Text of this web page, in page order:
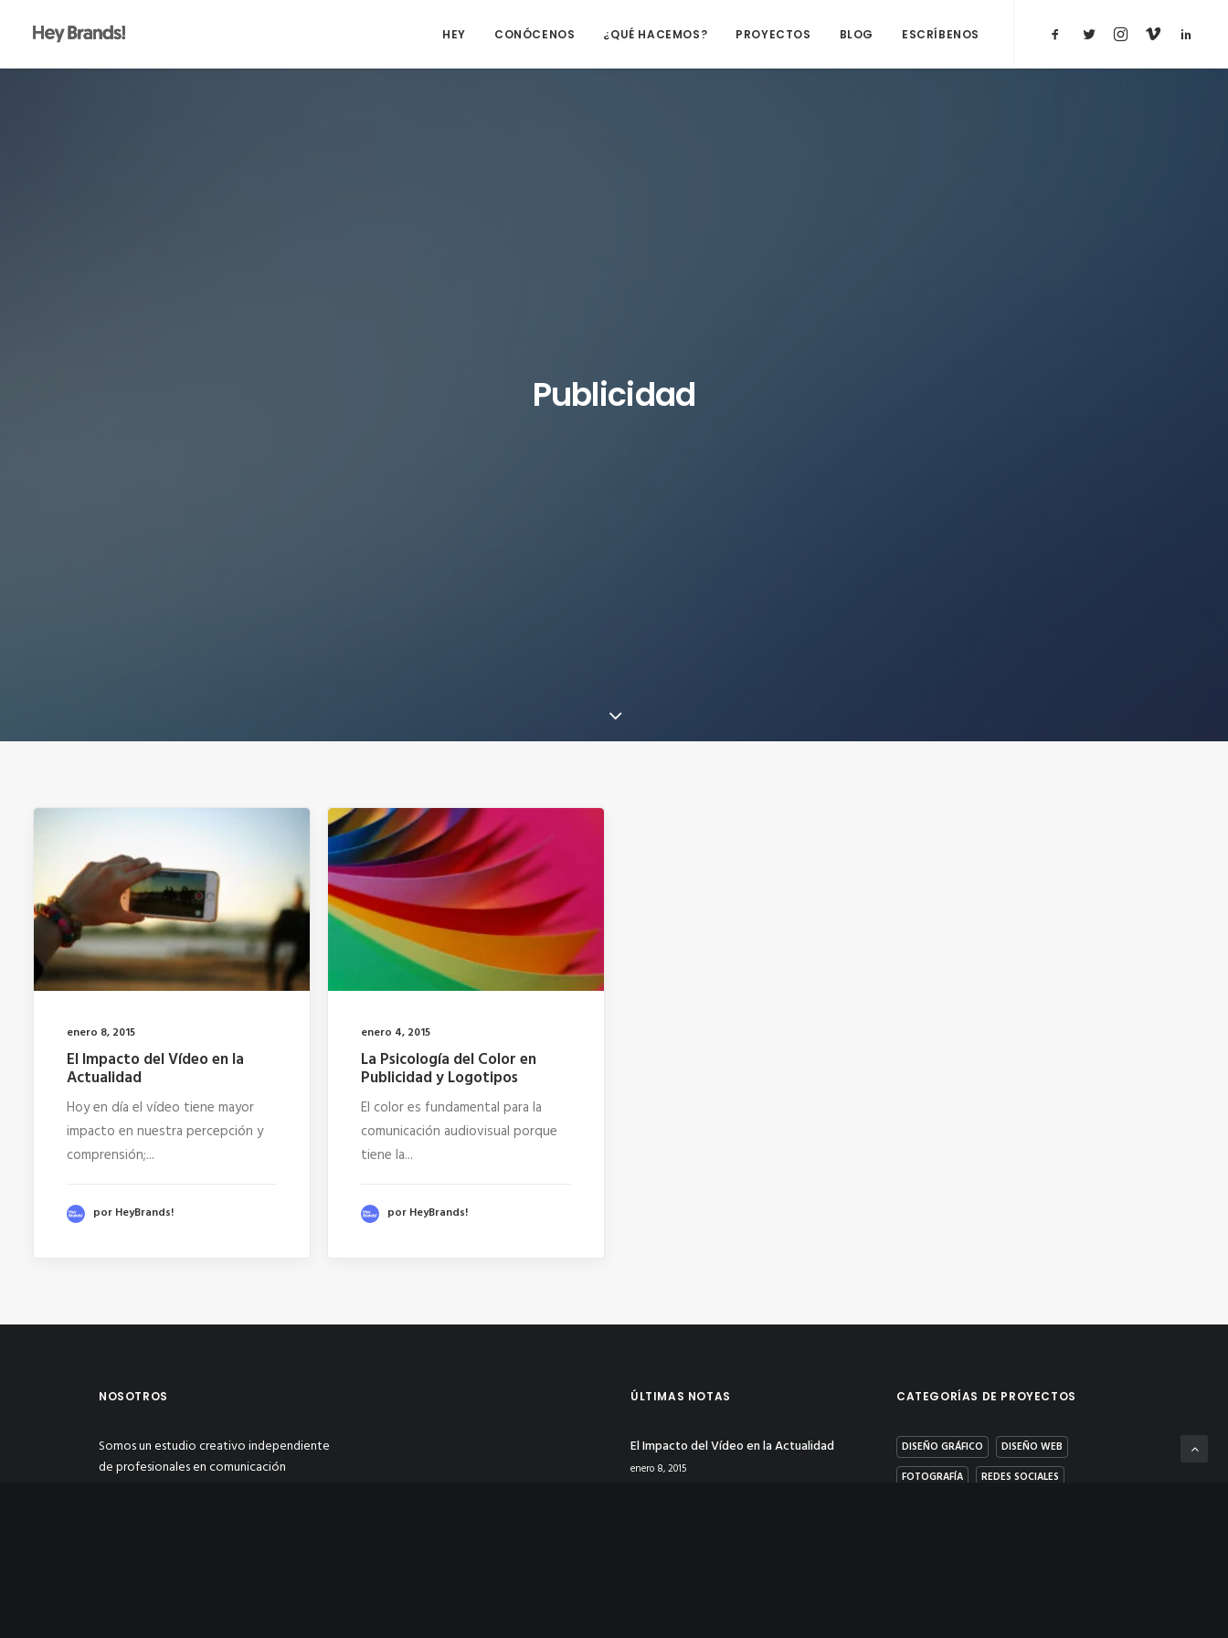
HEY CONÓCENOS ¿QUÉ HACEMOS? PROYECTOS BLOG ESCRÍBENOS
Publicidad
enero 8, 2015
El Impacto del Vídeo en la
Actualidad
Hoy en día el vídeo tiene mayor
impacto en nuestra percepción y
comprensión;...
por HeyBrands!
enero 4, 2015
La Psicología del Color en
Publicidad y Logotipos
El color es fundamental para la
comunicación audiovisual porque
tiene la...
por HeyBrands!
NOSOTROS
Somos un estudio creativo independiente
de profesionales en comunicación
ÚLTIMAS NOTAS
El Impacto del Vídeo en la Actualidad
enero 8, 2015
CATEGORÍAS DE PROYECTOS
DISEÑO GRÁFICO
DISEÑO WEB
FOTOGRAFÍA
REDES SOCIALES